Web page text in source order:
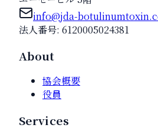
info@jda-
法人番号: 6120005024381
About
協会概要
役員
Services